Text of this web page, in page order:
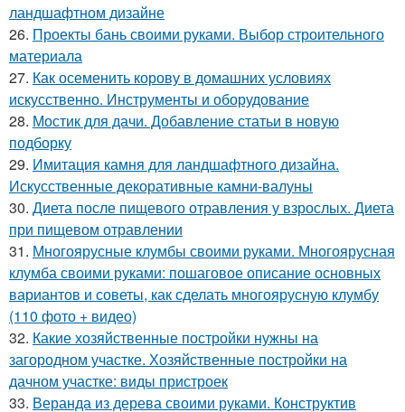
ландшафтном дизайне
26. Проекты бань своими руками. Выбор строительного
материала
27. Как осеменить корову в домашних условиях
искусственно. Инструменты и оборудование
28. Мостик для дачи. Добавление статьи в новую
подборку
29. Имитация камня для ландшафтного дизайна.
Искусственные декоративные камни-валуны
30. Диета после пищевого отравления у взрослых. Диета
при пищевом отравлении
31. Многоярусные клумбы своими руками. Многоярусная
клумба своими руками: пошаговое описание основных
вариантов и советы, как сделать многоярусную клумбу
(110 фото + видео)
32. Какие хозяйственные постройки нужны на
загородном участке. Хозяйственные постройки на
дачном участке: виды пристроек
33. Веранда из дерева своими руками. Конструктив